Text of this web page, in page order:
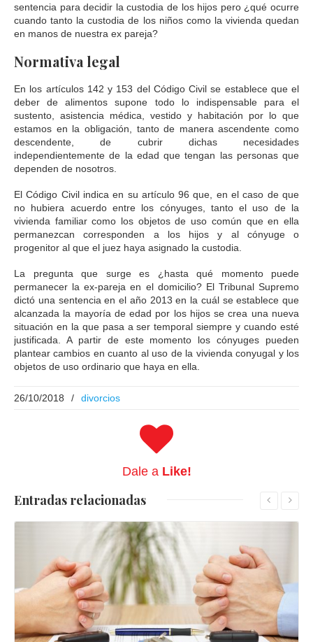
sentencia para decidir la custodia de los hijos pero ¿qué ocurre
cuando tanto la custodia de los niños como la vivienda quedan
en manos de nuestra ex pareja?
Normativa legal
En los artículos 142 y 153 del Código Civil se establece que el
deber de alimentos supone todo lo indispensable para el
sustento, asistencia médica, vestido y habitación por lo que
estamos en la obligación, tanto de manera ascendente como
descendente, de cubrir dichas necesidades
independientemente de la edad que tengan las personas que
dependen de nosotros.
El Código Civil indica en su artículo 96 que, en el caso de que
no hubiera acuerdo entre los cónyuges, tanto el uso de la
vivienda familiar como los objetos de uso común que en ella
permanezcan corresponden a los hijos y al cónyuge o
progenitor al que el juez haya asignado la custodia.
La pregunta que surge es ¿hasta qué momento puede
permanecer la ex-pareja en el domicilio? El Tribunal Supremo
dictó una sentencia en el año 2013 en la cuál se establece que
alcanzada la mayoría de edad por los hijos se crea una nueva
situación en la que pasa a ser temporal siempre y cuando esté
justificada. A partir de este momento los cónyuges pueden
plantear cambios en cuanto al uso de la vivienda conyugal y los
objetos de uso ordinario que haya en ella.
26/10/2018 / divorcios
Dale a Like!
Entradas relacionadas
Leer más